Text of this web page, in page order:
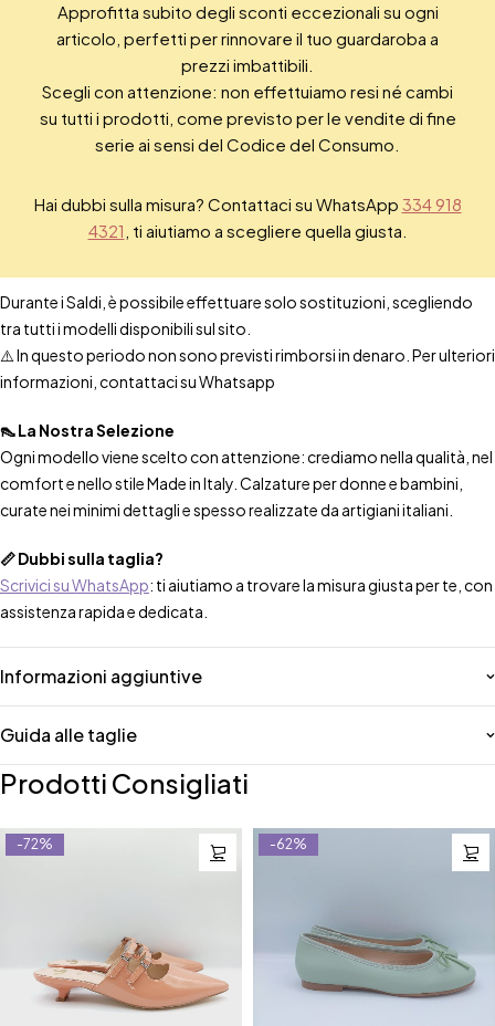
Approfitta subito degli sconti eccezionali su ogni
articolo, perfetti per rinnovare il tuo guardaroba a
prezzi imbattibili.
Scegli con attenzione: non effettuiamo resi né cambi
su tutti i prodotti, come previsto per le vendite di fine
serie ai sensi del Codice del Consumo.
Hai dubbi sulla misura? Contattaci su WhatsApp 334 918
4321 , ti aiutiamo a scegliere quella giusta.
Durante i Saldi, è possibile effettuare solo sostituzioni, scegliendo
tra tutti i modelli disponibili sul sito.
⚠️ In questo periodo non sono previsti rimborsi in denaro. Per ulteriori
informazioni, contattaci su Whatsapp
👠 La Nostra Selezione
Ogni modello viene scelto con attenzione: crediamo nella qualità, nel
comfort e nello stile Made in Italy. Calzature per donne e bambini,
curate nei minimi dettagli e spesso realizzate da artigiani italiani.
📏 Dubbi sulla taglia?
Scrivici su WhatsApp: ti aiutiamo a trovare la misura giusta per te, con
assistenza rapida e dedicata.
Informazioni aggiuntive
Guida alle taglie
Prodotti Consigliati
-72% -62%